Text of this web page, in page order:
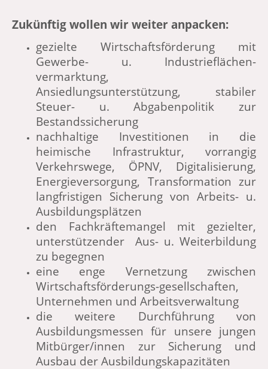
Zukünftig wollen wir weiter anpacken:
gezielte Wirtschaftsförderung mit
Gewerbe- u. Industrieflächen-
vermarktung,
Ansiedlungsunterstützung, stabiler
Steuer- u. Abgabenpolitik zur
Bestandssicherung
nachhaltige Investitionen in die
heimische Infrastruktur, vorrangig
Verkehrswege, ÖPNV, Digitalisierung,
Energieversorgung, Transformation zur
langfristigen Sicherung von Arbeits- u.
Ausbildungsplätzen
den Fachkräftemangel mit gezielter,
unterstützender Aus- u. Weiterbildung
zu begegnen
eine enge Vernetzung zwischen
Wirtschaftsförderungs-gesellschaften,
Unternehmen und Arbeitsverwaltung
die weitere Durchführung von
Ausbildungsmessen für unsere jungen
Mitbürger/innen zur Sicherung und
Ausbau der Ausbildungskapazitäten